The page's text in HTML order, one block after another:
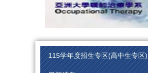
115学年度招生专区(高中生专区)